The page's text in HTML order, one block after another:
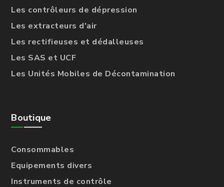
Les contrôleurs de dépression
Les extracteurs d'air
Les rectifieuses et dédalleuses
Les SAS et UCF
Les Unités Mobiles de Décontamination
Boutique
Consommables
Equipements divers
Instruments de contrôle